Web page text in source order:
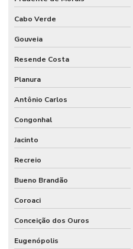
Cabo Verde
Gouveia
Resende Costa
Planura
Antônio Carlos
Congonhal
Jacinto
Recreio
Bueno Brandão
Coroaci
Conceição dos Ouros
Eugenópolis